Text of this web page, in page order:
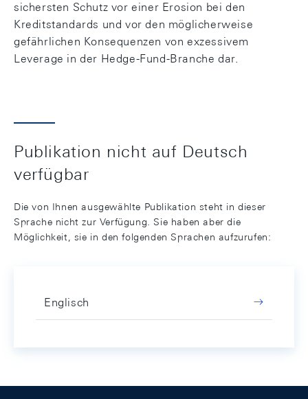
sichersten Schutz vor einer Erosion bei den
Kreditstandards und vor den möglicherweise
gefährlichen Konsequenzen von exzessivem
Leverage in der Hedge-Fund-Branche dar.
Publikation nicht auf Deutsch
verfügbar
Die von Ihnen ausgewählte Publikation steht in dieser
Sprache nicht zur Verfügung. Sie haben aber die
Möglichkeit, sie in den folgenden Sprachen aufzurufen:
Englisch